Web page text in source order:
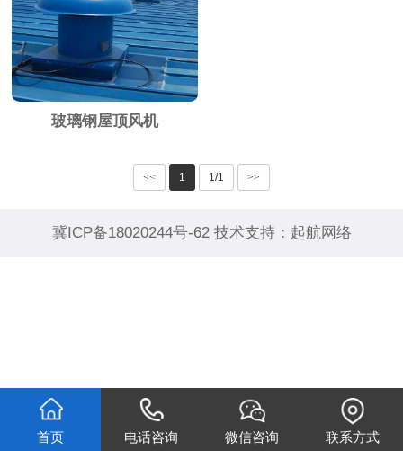
玻璃钢屋顶风机
<< 1 1/1 >>
冀ICP备18020244号-62技术支持： 起航网络
首页 电话咨询 微信咨询 联系方式